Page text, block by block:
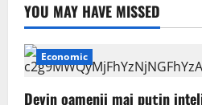
YOU MAY HAVE MISSED
Economic
Devin oamenii mai puțin